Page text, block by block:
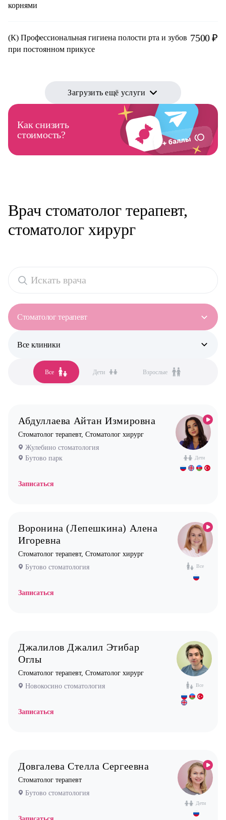
корнями
(К) Профессиональная гигиена полости рта и зубов
при постоянном прикусе
7500 ₽
Загрузить ещё услуги
Как снизить
стоимость?
Врач стоматолог терапевт,
стоматолог хирург
Все Дети Взрослые
Стоматолог терапевт
Все специальности
Аллерголог-иммунолог
Анестезиолог
Дерматолог
Кардиолог детский
Логопед
Нефролог
Ортопед
Остеопат
Офтальмолог (Окулист)
Пульмонолог
Стоматолог имплантолог
Стоматолог ортодонт
Стоматолог хирург
Уролог
Физиотерапевт
Фониатр
Хирург
Все клиники
Все клиники
Жулебино стоматология
Новокосино стоматология
Дети
Абдуллаева Айтан Измировна
Стоматолог терапевт, Стоматолог хирург
Жулебино стоматология
Бутово парк
Записаться
Все
Воронина (Лепешкина) Алена
Игоревна
Стоматолог терапевт, Стоматолог хирург
Бутово стоматология
Записаться
Все
Джалилов Джалил Этибар
Оглы
Стоматолог терапевт, Стоматолог хирург
Новокосино стоматология
Записаться
Дети
Довгалева Стелла Сергеевна
Стоматолог терапевт
Бутово стоматология
Записаться